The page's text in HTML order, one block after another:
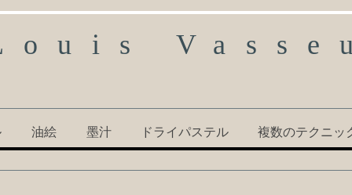
油絵 墨汁 ドライパステル 複数のテクニッ